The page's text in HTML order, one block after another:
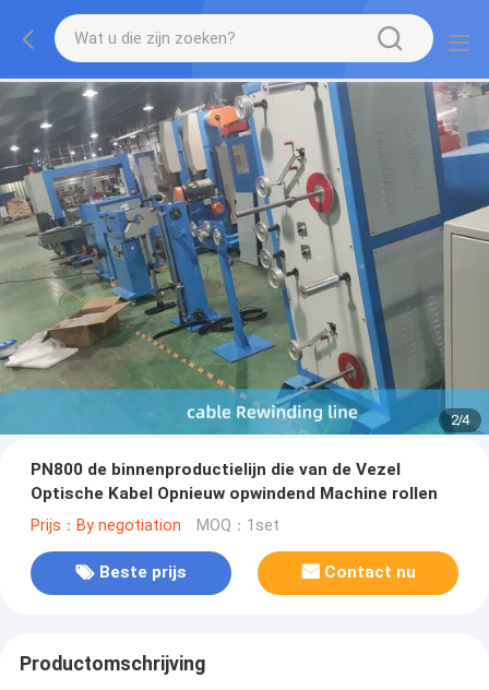
2/4
PN800 de binnenproductielijn die van de Vezel
Optische Kabel Opnieuw opwindend Machine rollen
Prijs：By negotiation MOQ：1set
Beste prijs Contact nu
Productomschrijving